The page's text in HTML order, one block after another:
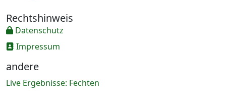
Rechtshinweis
Datenschutz
Impressum
andere
Live Ergebnisse: Fechten